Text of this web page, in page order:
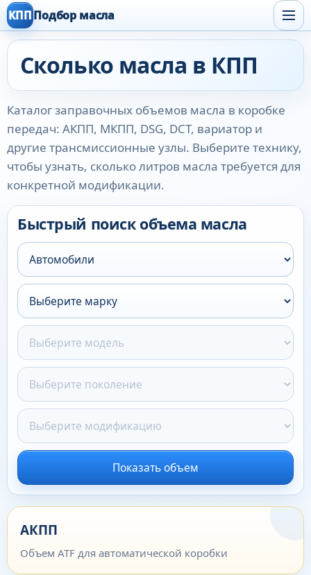
КПППодбор масла
Сколько масла в КПП
Каталог заправочных объемов масла в коробке
передач: АКПП, МКПП, DSG, DCT, вариатор и
другие трансмиссионные узлы. Выберите технику,
чтобы узнать, сколько литров масла требуется для
конкретной модификации.
Быстрый поиск объема масла
Показать объем
АКПП
Объем ATF для автоматической коробки